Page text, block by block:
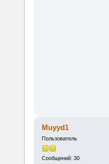
Muyyd1
Пользователь
Сообщений: 30